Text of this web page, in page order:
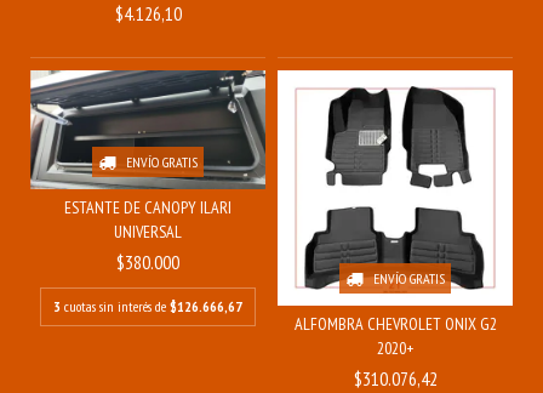
$4.126,10
ENVÍO GRATIS
ESTANTE DE CANOPY ILARI
UNIVERSAL
$380.000
3 cuotas sin interés de $126.666,67
ENVÍO GRATIS
ALFOMBRA CHEVROLET ONIX G2
2020+
$310.076,42